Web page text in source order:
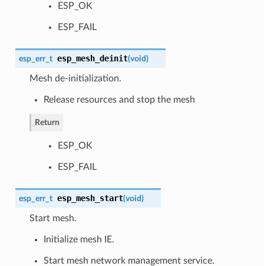
ESP_OK
ESP_FAIL
esp_err_t esp_mesh_deinit(void)
Mesh de-initialization.
Release resources and stop the mesh
Return
ESP_OK
ESP_FAIL
esp_err_t esp_mesh_start(void)
Start mesh.
Initialize mesh IE.
Start mesh network management service.